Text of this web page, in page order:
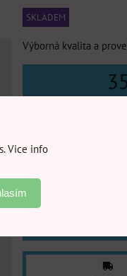
SKLADEM
Výborná kvalita a
Vice info